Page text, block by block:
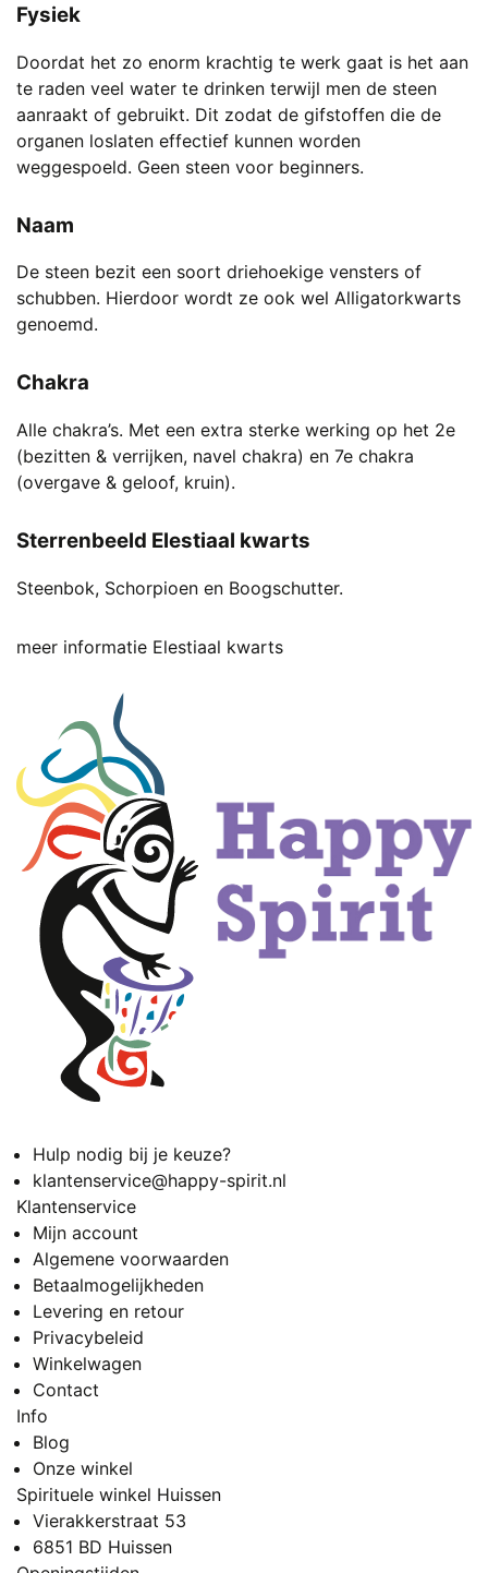
Fysiek
Doordat het zo enorm krachtig te werk gaat is het aan
te raden veel water te drinken terwijl men de steen
aanraakt of gebruikt. Dit zodat de gifstoffen die de
organen loslaten effectief kunnen worden
weggespoeld. Geen steen voor beginners.
Naam
De steen bezit een soort driehoekige vensters of
schubben. Hierdoor wordt ze ook wel Alligatorkwarts
genoemd.
Chakra
Alle chakra’s. Met een extra sterke werking op het 2e
(bezitten & verrijken, navel chakra) en 7e chakra
(overgave & geloof, kruin).
Sterrenbeeld Elestiaal kwarts
Steenbok, Schorpioen en Boogschutter.
meer informatie Elestiaal kwarts
Hulp nodig bij je keuze?
klantenservice@happy-spirit.nl
Klantenservice
Mijn account
Algemene voorwaarden
Betaalmogelijkheden
Levering en retour
Privacybeleid
Winkelwagen
Contact
Info
Blog
Onze winkel
Spirituele winkel Huissen
Vierakkerstraat 53
6851 BD Huissen